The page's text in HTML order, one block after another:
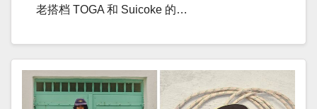
老搭档 TOGA 和 Suicoke 的…